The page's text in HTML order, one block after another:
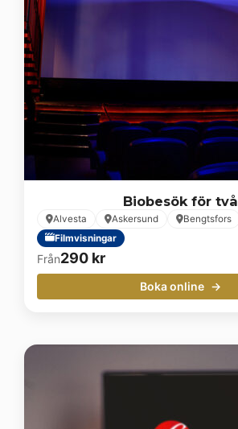
Biobesök för två
Alvesta Askersund Bengtsfors
Filmvisningar
Från290 kr
Boka online